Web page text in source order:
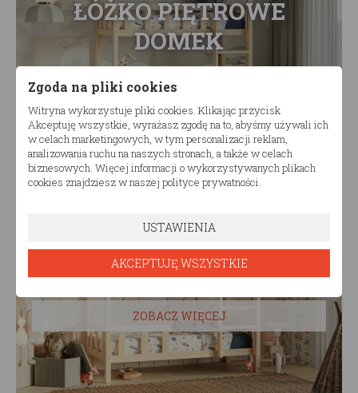
ŁÓŻKO PIĘTROWE
DOMEK
ZOBACZ WIĘCEJ
ŁÓŻKO PIĘTROWE
ZOBACZ WIĘCEJ
Zgoda na pliki cookies
Witryna wykorzystuje pliki cookies. Klikając przycisk
Akceptuję wszystkie, wyrażasz zgodę na to, abyśmy używali ich
w celach marketingowych, w tym personalizacji reklam,
analizowania ruchu na naszych stronach, a także w celach
biznesowych. Więcej informacji o wykorzystywanych plikach
cookies znajdziesz w naszej polityce prywatności.
USTAWIENIA
AKCEPTUJĘ WSZYSTKIE